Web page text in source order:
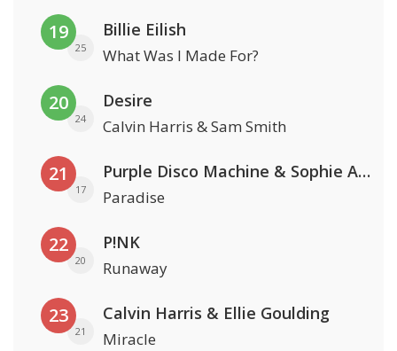
19
25
Billie Eilish
What Was I Made For?
20
24
Desire
Calvin Harris & Sam Smith
21
17
Purple Disco Machine & Sophie And The Giants
Paradise
22
20
P!NK
Runaway
23
21
Calvin Harris & Ellie Goulding
Miracle